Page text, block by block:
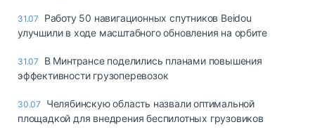
31.07
Работу 50 навигационных спутников Beidou
улучшили в ходе масштабного обновления на орбите
31.07
В Минтрансе поделились планами повышения
эффективности грузоперевозок
30.07
Челябинскую область назвали оптимальной
площадкой для внедрения беспилотных грузовиков